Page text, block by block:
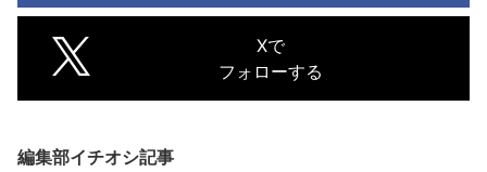
Xで
フォローする
編集部イチオシ記事